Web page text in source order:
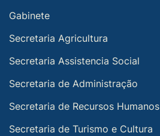
Gabinete
Secretaria Agricultura
Secretaria Assistencia Social
Secretaria de Administração
Secretaria de Recursos Humanos
Secretaria de Turismo e Cultura